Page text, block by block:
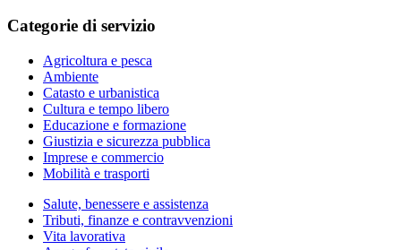
Categorie di servizio
Agricoltura e pesca
Ambiente
Catasto e urbanistica
Cultura e tempo libero
Educazione e formazione
Giustizia e sicurezza pubblica
Imprese e commercio
Mobilità e trasporti
Salute, benessere e assistenza
Tributi, finanze e contravvenzioni
Vita lavorativa